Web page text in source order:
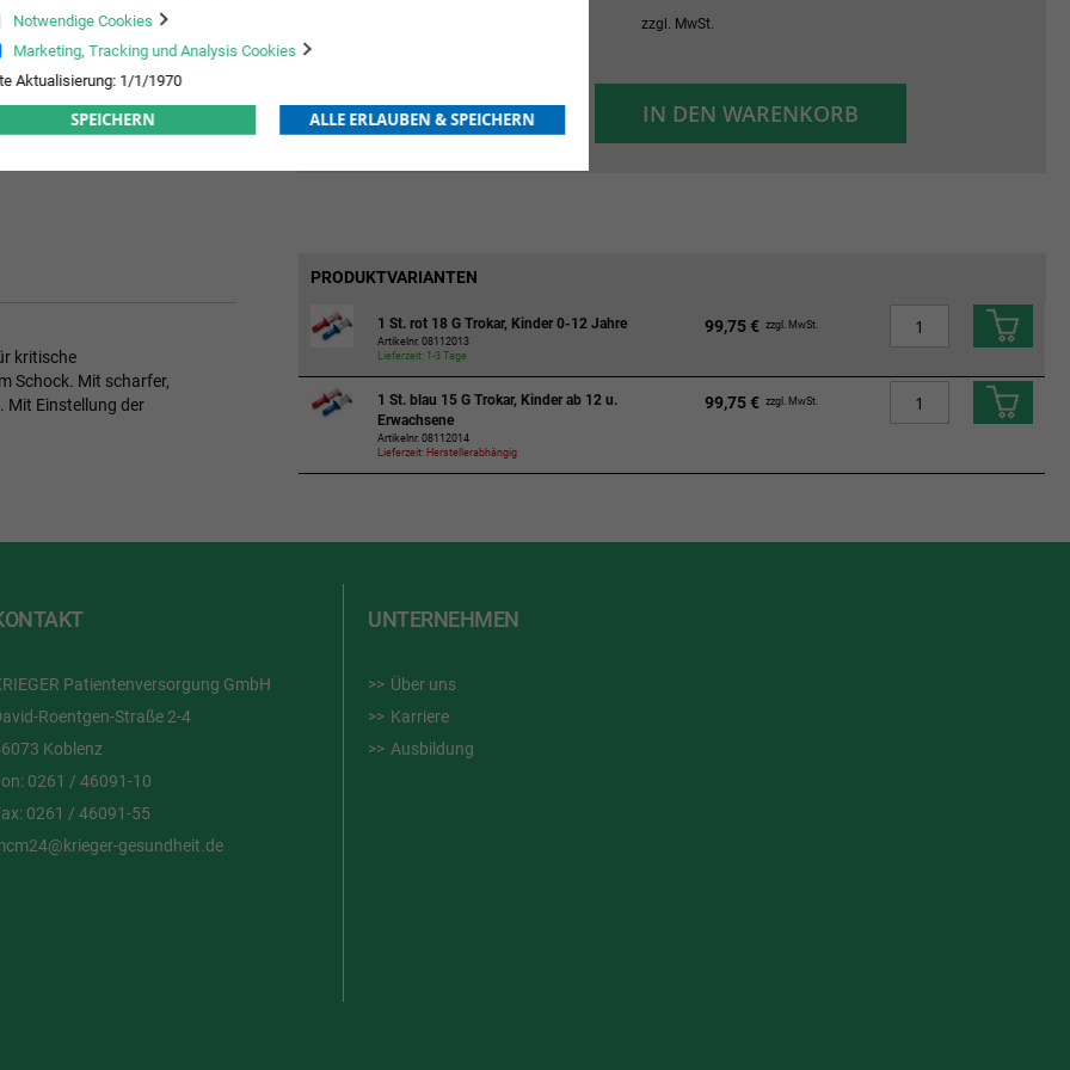
zzgl. MwSt.
+
-
IN DEN WARENKORB
kritische
Schock. Mit scharfer,
Mit Einstellung der
PRODUKTVARIANTEN
1 St. rot 18 G Trokar, Kinder 0-12 Jahre
Artikelnr. 08112013
Lieferzeit: 1-3 Tage
99,75 € zzgl. MwSt.
1 St. blau 15 G Trokar, Kinder ab 12 u.
Erwachsene
Artikelnr. 08112014
Lieferzeit: Herstellerabhängig
99,75 € zzgl. MwSt.
Patientenversorgung GmbH
Roentgen-Straße 2-4
Koblenz
0261 / 46091-10
0261 / 46091-55
gesundheit.de
UNTERNEHMEN
Über uns
Karriere
Ausbildung
Notwendige Cookies
Marketing, Tracking und Analysis Cookies
Aktualisierung: 1/1/1970
SPEICHERN ALLE ERLAUBEN & SPEICHERN